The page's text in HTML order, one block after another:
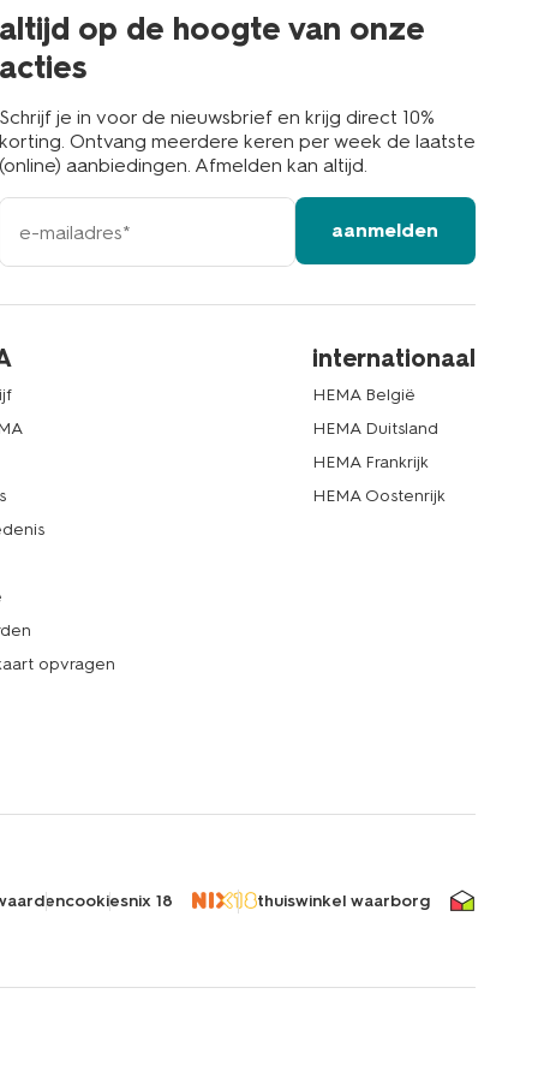
altijd op de hoogte van onze
acties
Schrijf je in voor de nieuwsbrief en krijg direct 10%
korting. Ontvang meerdere keren per week de laatste
(online) aanbiedingen. Afmelden kan altijd.
e-
mailadres
aanmelden
opvragen
internationaal
HEMA België
HEMA Duitsland
HEMA Frankrijk
HEMA Oostenrijk
cookiesnix 18 thuiswinkel waarborg